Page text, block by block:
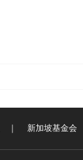
新加坡基金会